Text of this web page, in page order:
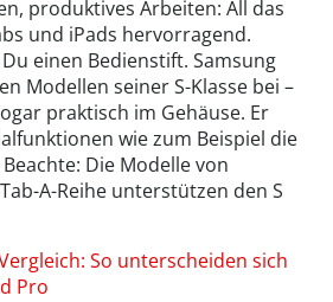
produktives Arbeiten: All das
und iPads hervorragend.
einen Bedienstift. Samsung
Modellen seiner S-Klasse bei –
praktisch im Gehäuse. Er
wie zum Beispiel die
Die Modelle von
A-Reihe unterstützen den S
So unterscheiden sich
Pro